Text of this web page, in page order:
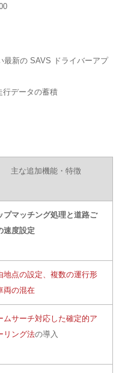
最新の SAVS ドライバーアプ
行データの蓄積
主な追加機能・特徴
プマッチング処理と道路ご
速度設定
地点の設定、複数の運行形
両の混在
ムサーチ対応した確定的ア
リング法の導入